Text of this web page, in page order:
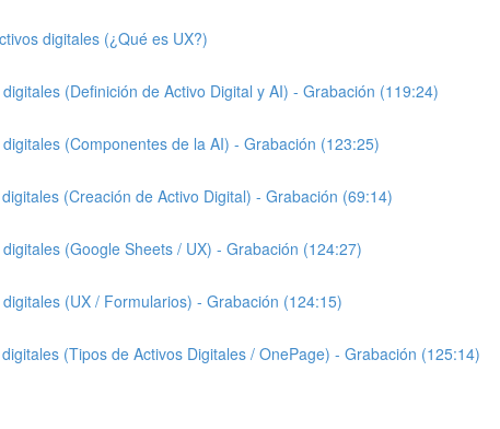
digitales (¿Qué es UX?)
(Definición de Activo Digital y AI) - Grabación (119:24)
(Componentes de la AI) - Grabación (123:25)
(Creación de Activo Digital) - Grabación (69:14)
(Google Sheets / UX) - Grabación (124:27)
(UX / Formularios) - Grabación (124:15)
(Tipos de Activos Digitales / OnePage) - Grabación (125:14)